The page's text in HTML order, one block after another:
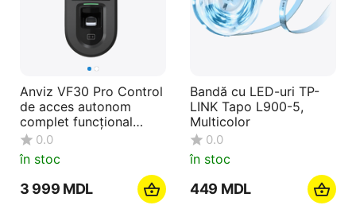
Anviz VF30 Pro Control
de acces autonom
complet funcțional
(amprentă digitală și
RFID)
0.0
în stoc
3 999 MDL
Bandă cu LED-uri TP-
LINK Tapo L900-5,
Multicolor
0.0
în stoc
‍449‍ MDL